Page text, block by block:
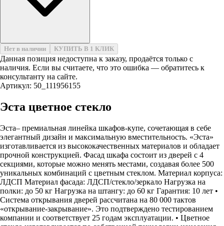
Нет в наличии КУПИТЬ В 1 КЛИК
Данная позиция недоступна к заказу, продаётся только с
наличия. Если вы считаете, что это ошибка — обратитесь к
консультанту на сайте.
Артикул: 50_111956155
Эста цветное стекло
Эста– премиальная линейка шкафов-купе, сочетающая в себе
элегантный дизайн и максимальную вместительность. «Эста»
изготавливается из высококачественных материалов и обладает
прочной конструкцией. Фасад шкафа состоит из дверей с 4
секциями, которые можно менять местами, создавая более 500
уникальных комбинаций с цветным стеклом. Материал корпуса:
ЛДСП Материал фасада: ЛДСП/стекло/зеркало Нагрузка на
полки: до 50 кг Нагрузка на штангу: до 60 кг Гарантия: 10 лет •
Система открывания дверей рассчитана на 80 000 тактов
«открывание-закрывание». Это подтверждено тестированием
компании и соответствует 25 годам эксплуатации. • Цветное